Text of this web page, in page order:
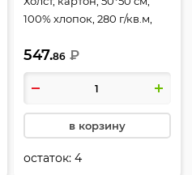
100% хлопок, 280 г/кв.м,
10.RD50
547.86 ₽
в корзину
остаток:4